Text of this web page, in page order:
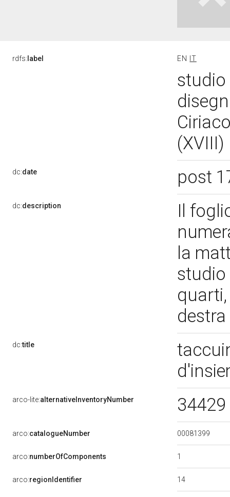
rdfs: label EN IT
studio
(XVIII)
dc:date post
dc:description
Il
la
studio
destra
dc:title
arco-lite:alternativeInventoryNumber
arco:catalogueNumber 00081399
arco:numberOfComponents 1
arco:regionIdentifier 14